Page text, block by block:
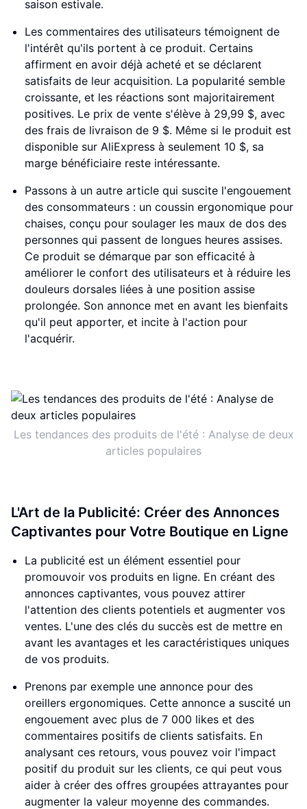
saison estivale.
Les commentaires des utilisateurs témoignent de
l'intérêt qu'ils portent à ce produit. Certains
affirment en avoir déjà acheté et se déclarent
satisfaits de leur acquisition. La popularité semble
croissante, et les réactions sont majoritairement
positives. Le prix de vente s'élève à 29,99 $, avec
des frais de livraison de 9 $. Même si le produit est
disponible sur AliExpress à seulement 10 $, sa
marge bénéficiaire reste intéressante.
Passons à un autre article qui suscite l'engouement
des consommateurs : un coussin ergonomique pour
chaises, conçu pour soulager les maux de dos des
personnes qui passent de longues heures assises.
Ce produit se démarque par son efficacité à
améliorer le confort des utilisateurs et à réduire les
douleurs dorsales liées à une position assise
prolongée. Son annonce met en avant les bienfaits
qu'il peut apporter, et incite à l'action pour
l'acquérir.
Les tendances des produits de l'été : Analyse de deux
articles populaires
L'Art de la Publicité: Créer des Annonces
Captivantes pour Votre Boutique en Ligne
La publicité est un élément essentiel pour
promouvoir vos produits en ligne. En créant des
annonces captivantes, vous pouvez attirer
l'attention des clients potentiels et augmenter vos
ventes. L'une des clés du succès est de mettre en
avant les avantages et les caractéristiques uniques
de vos produits.
Prenons par exemple une annonce pour des
oreillers ergonomiques. Cette annonce a suscité un
engouement avec plus de 7 000 likes et des
commentaires positifs de clients satisfaits. En
analysant ces retours, vous pouvez voir l'impact
positif du produit sur les clients, ce qui peut vous
aider à créer des offres groupées attrayantes pour
augmenter la valeur moyenne des commandes.